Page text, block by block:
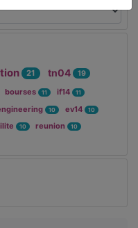
21 tn04 19
bourses 11 if14 11
10 ev14 10
10 reunion 10